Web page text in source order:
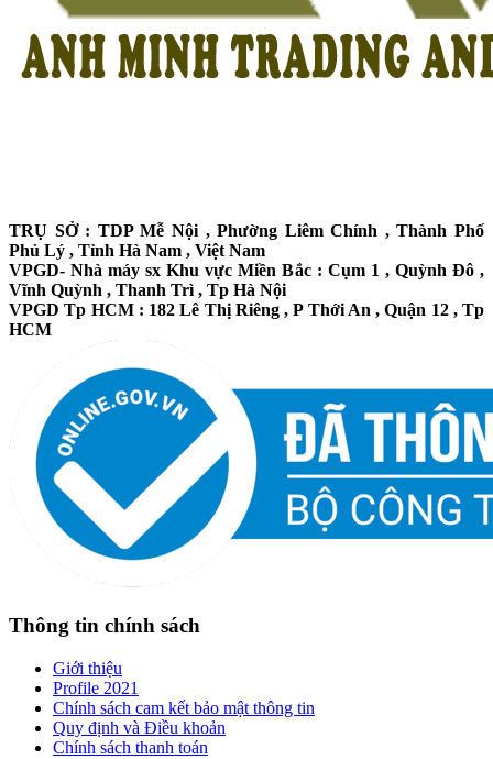
TRỤ SỞ : TDP Mễ Nội , Phường Liêm Chính , Thành Phố
Phủ Lý , Tỉnh Hà Nam , Việt Nam
VPGD- Nhà máy sx Khu vực Miền Bắc : Cụm 1 , Quỳnh Đô ,
Vĩnh Quỳnh , Thanh Trì , Tp Hà Nội
VPGD Tp HCM : 182 Lê Thị Riêng , P Thới An , Quận 12 , Tp
HCM
Thông tin chính sách
Giới thiệu
Profile 2021
Chính sách cam kết bảo mật thông tin
Quy định và Điều khoản
Chính sách thanh toán